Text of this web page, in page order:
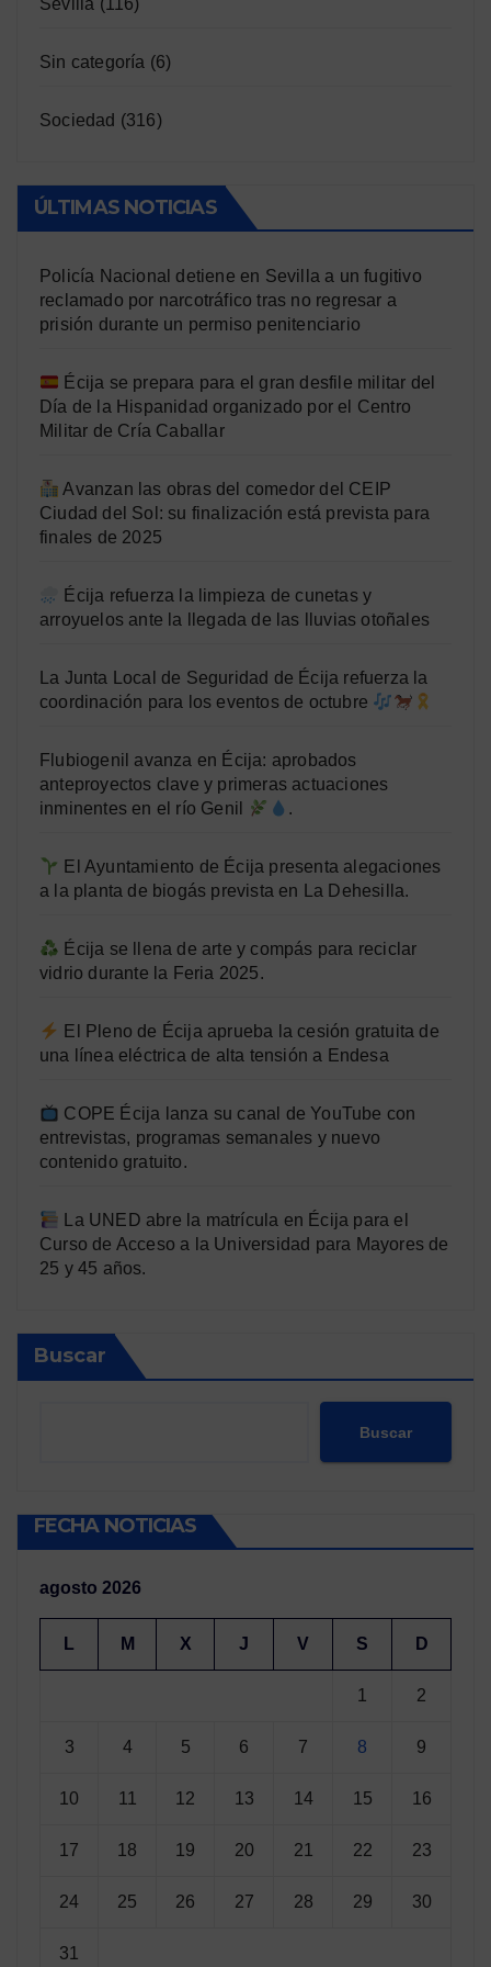
Sevilla (116)
Sin categoría (6)
Sociedad (316)
ÚLTIMAS NOTICIAS
Policía Nacional detiene en Sevilla a un fugitivo
reclamado por narcotráfico tras no regresar a
prisión durante un permiso penitenciario
Écija se prepara para el gran desfile militar del
Día de la Hispanidad organizado por el Centro
Militar de Cría Caballar
Avanzan las obras del comedor del CEIP
Ciudad del Sol: su finalización está prevista para
finales de 2025
Écija refuerza la limpieza de cunetas y
arroyuelos ante la llegada de las lluvias otoñales
La Junta Local de Seguridad de Écija refuerza la
coordinación para los eventos de octubre
Flubiogenil avanza en Écija: aprobados
anteproyectos clave y primeras actuaciones
inminentes en el río Genil
.
El Ayuntamiento de Écija presenta alegaciones
a la planta de biogás prevista en La Dehesilla.
Écija se llena de arte y compás para reciclar
vidrio durante la Feria 2025.
El Pleno de Écija aprueba la cesión gratuita de
una línea eléctrica de alta tensión a Endesa
COPE Écija lanza su canal de YouTube con
entrevistas, programas semanales y nuevo
contenido gratuito.
La UNED abre la matrícula en Écija para el
Curso de Acceso a la Universidad para Mayores de
25 y 45 años.
Buscar
Buscar
FECHA NOTICIAS
agosto 2026
L M X J V S D
1 2
3 4 5 6 7 8 9
10 11 12 13 14 15 16
17 18 19 20 21 22 23
24 25 26 27 28 29 30
31